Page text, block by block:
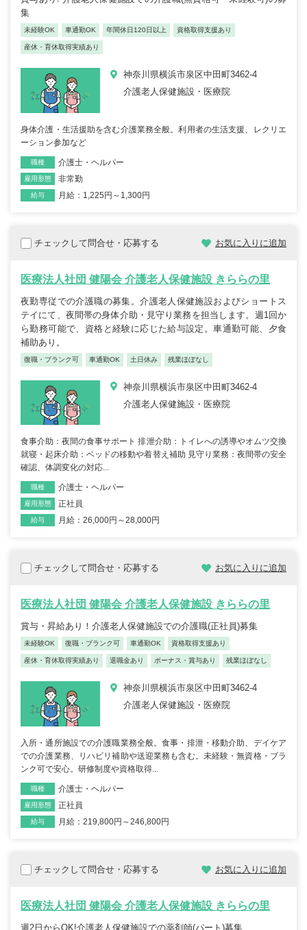
集
未経験OK 車通勤OK 年間休日120日以上 資格取得支援あり
産休・育休取得実績あり
神奈川県横浜市泉区中田町3462-4
介護老人保健施設・医療院
身体介護・生活援助を含む介護業務全般。利用者の生活支援、レクリエ
ーション参加など
職種 介護士・ヘルパー
雇用形態 非常勤
給与 月給：1,225円～1,300円
チェックして問合せ・応募する お気に入りに追加
医療法人社団 健陽会 介護老人保健施設 きららの里
夜勤専従での介護職の募集。介護老人保健施設およびショートス
テイにて、夜間帯の身体介助・見守り業務を担当します。週1回か
ら勤務可能で、資格と経験に応じた給与設定。車通勤可能、夕食
補助あり。
復職・ブランク可 車通勤OK 土日休み 残業ほぼなし
神奈川県横浜市泉区中田町3462-4
介護老人保健施設・医療院
食事介助：夜間の食事サポート 排泄介助：トイレへの誘導やオムツ交換
就寝・起床介助：ベッドの移動や着替え補助 見守り業務：夜間帯の安全
確認、体調変化の対応...
職種 介護士・ヘルパー
雇用形態 正社員
給与 月給：26,000円～28,000円
チェックして問合せ・応募する お気に入りに追加
医療法人社団 健陽会 介護老人保健施設 きららの里
賞与・昇給あり！介護老人保健施設での介護職(正社員)募集
未経験OK 復職・ブランク可 車通勤OK 資格取得支援あり
産休・育休取得実績あり 退職金あり ボーナス・賞与あり 残業ほぼなし
神奈川県横浜市泉区中田町3462-4
介護老人保健施設・医療院
入所・通所施設での介護職業務全般。食事・排泄・移動介助、デイケア
での介護業務、リハビリ補助や送迎業務も含む。未経験・無資格・ブラ
ンク可で安心。研修制度や資格取得...
職種 介護士・ヘルパー
雇用形態 正社員
給与 月給：219,800円～246,800円
チェックして問合せ・応募する お気に入りに追加
医療法人社団 健陽会 介護老人保健施設 きららの里
週2日からOK!介護老人保健施設での薬剤師(パート)募集